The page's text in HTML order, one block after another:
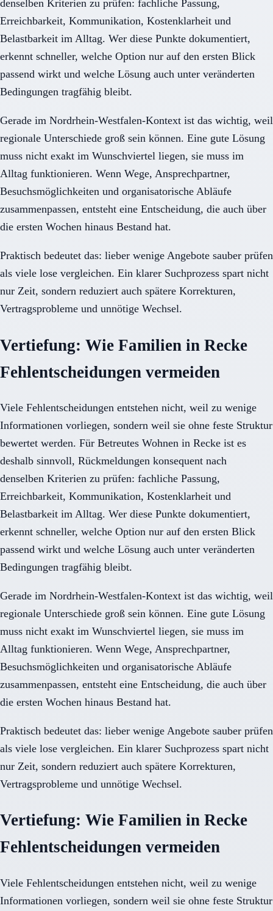
denselben Kriterien zu prüfen: fachliche Passung,
Erreichbarkeit, Kommunikation, Kostenklarheit und
Belastbarkeit im Alltag. Wer diese Punkte dokumentiert,
erkennt schneller, welche Option nur auf den ersten Blick
passend wirkt und welche Lösung auch unter veränderten
Bedingungen tragfähig bleibt.
Gerade im Nordrhein-Westfalen-Kontext ist das wichtig, weil
regionale Unterschiede groß sein können. Eine gute Lösung
muss nicht exakt im Wunschviertel liegen, sie muss im
Alltag funktionieren. Wenn Wege, Ansprechpartner,
Besuchsmöglichkeiten und organisatorische Abläufe
zusammenpassen, entsteht eine Entscheidung, die auch über
die ersten Wochen hinaus Bestand hat.
Praktisch bedeutet das: lieber wenige Angebote sauber prüfen
als viele lose vergleichen. Ein klarer Suchprozess spart nicht
nur Zeit, sondern reduziert auch spätere Korrekturen,
Vertragsprobleme und unnötige Wechsel.
Vertiefung: Wie Familien in Recke
Fehlentscheidungen vermeiden
Viele Fehlentscheidungen entstehen nicht, weil zu wenige
Informationen vorliegen, sondern weil sie ohne feste Struktur
bewertet werden. Für Betreutes Wohnen in Recke ist es
deshalb sinnvoll, Rückmeldungen konsequent nach
denselben Kriterien zu prüfen: fachliche Passung,
Erreichbarkeit, Kommunikation, Kostenklarheit und
Belastbarkeit im Alltag. Wer diese Punkte dokumentiert,
erkennt schneller, welche Option nur auf den ersten Blick
passend wirkt und welche Lösung auch unter veränderten
Bedingungen tragfähig bleibt.
Gerade im Nordrhein-Westfalen-Kontext ist das wichtig, weil
regionale Unterschiede groß sein können. Eine gute Lösung
muss nicht exakt im Wunschviertel liegen, sie muss im
Alltag funktionieren. Wenn Wege, Ansprechpartner,
Besuchsmöglichkeiten und organisatorische Abläufe
zusammenpassen, entsteht eine Entscheidung, die auch über
die ersten Wochen hinaus Bestand hat.
Praktisch bedeutet das: lieber wenige Angebote sauber prüfen
als viele lose vergleichen. Ein klarer Suchprozess spart nicht
nur Zeit, sondern reduziert auch spätere Korrekturen,
Vertragsprobleme und unnötige Wechsel.
Vertiefung: Wie Familien in Recke
Fehlentscheidungen vermeiden
Viele Fehlentscheidungen entstehen nicht, weil zu wenige
Informationen vorliegen, sondern weil sie ohne feste Struktur